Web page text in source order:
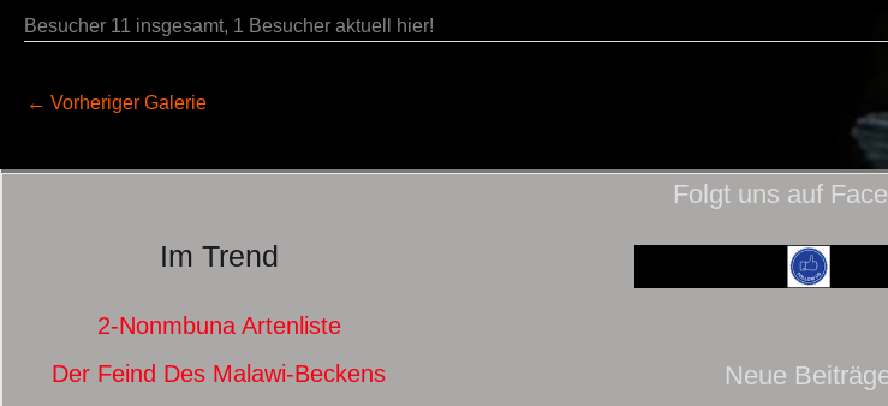
Besucher 11 insgesamt, 1 Besucher aktuell hier!
← Vorheriger Galerie
Im Trend
2-Nonmbuna Artenliste
Der Feind Des Malawi-Beckens
Folgt uns auf
Neue